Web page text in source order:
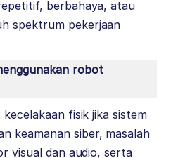
berbahaya, atau
spektrum pekerjaan
robot
fisik jika sistem
keamanan siber, masalah
visual dan audio, serta